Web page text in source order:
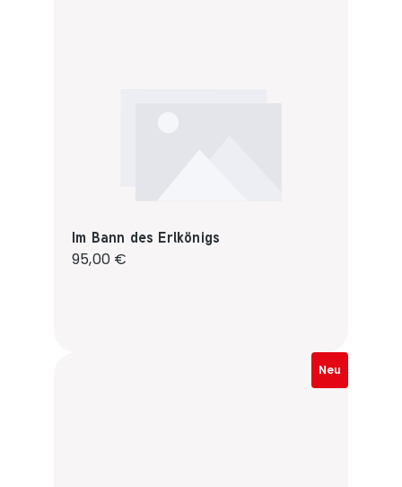
Im Bann des Erlkönigs
Regulärer Preis:
95,00 €
Neu